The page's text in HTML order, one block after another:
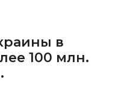
в
100 млн.